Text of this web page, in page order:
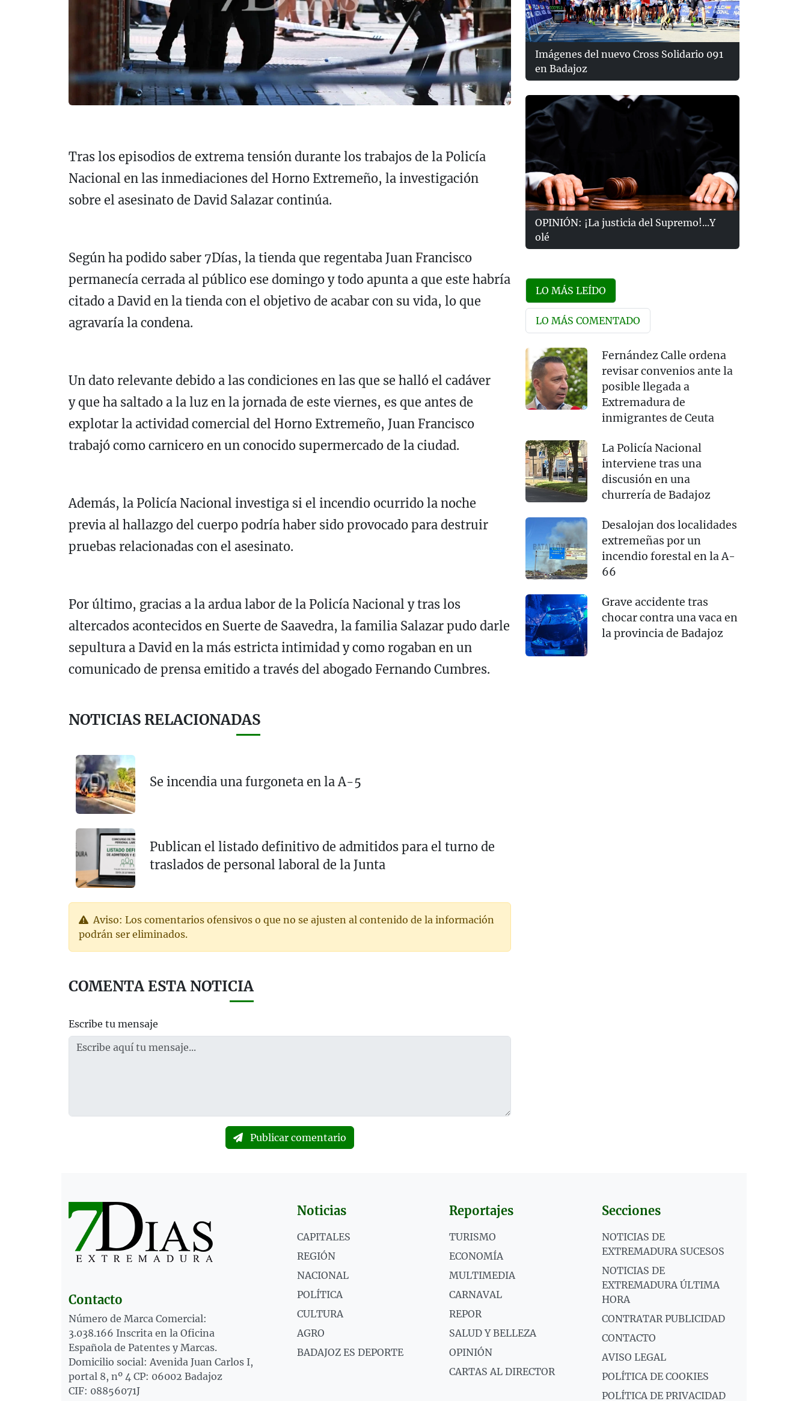
Tras los episodios de extrema tensión durante los trabajos de la Policía
Nacional en las inmediaciones del Horno Extremeño, la investigación
sobre el asesinato de David Salazar continúa.
Según ha podido saber 7Días, la tienda que regentaba Juan Francisco
permanecía cerrada al público ese domingo y todo apunta a que este habría
citado a David en la tienda con el objetivo de acabar con su vida, lo que
agravaría la condena.
Un dato relevante debido a las condiciones en las que se halló el cadáver
y que ha saltado a la luz en la jornada de este viernes, es que antes de
explotar la actividad comercial del Horno Extremeño, Juan Francisco
trabajó como carnicero en un conocido supermercado de la ciudad.
Además, la Policía Nacional investiga si el incendio ocurrido la noche
previa al hallazgo del cuerpo podría haber sido provocado para destruir
pruebas relacionadas con el asesinato.
Por último, gracias a la ardua labor de la Policía Nacional y tras los
altercados acontecidos en Suerte de Saavedra, la familia Salazar pudo darle
sepultura a David en la más estricta intimidad y como rogaban en un
comunicado de prensa emitido a través del abogado Fernando Cumbres.
NOTICIAS RELACIONADAS
Se incendia una furgoneta en la A-5
Publican el listado definitivo de admitidos para el turno de
traslados de personal laboral de la Junta
Aviso: Los comentarios ofensivos o que no se ajusten al contenido de la información
podrán ser eliminados.
COMENTA ESTA NOTICIA
Escribe tu mensaje
Publicar comentario
Imágenes del nuevo Cross Solidario 091
en Badajoz
OPINIÓN: ¡La justicia del Supremo!...Y
olé
LO MÁS LEÍDO
LO MÁS COMENTADO
Fernández Calle ordena
revisar convenios ante la
posible llegada a
Extremadura de
inmigrantes de Ceuta
La Policía Nacional
interviene tras una
discusión en una
churrería de Badajoz
Desalojan dos localidades
extremeñas por un
incendio forestal en la A-
66
Grave accidente tras
chocar contra una vaca en
la provincia de Badajoz
Contacto
Número de Marca Comercial:
3.038.166 Inscrita en la Oficina
Española de Patentes y Marcas.
Domicilio social: Avenida Juan Carlos I,
portal 8, nº 4 CP: 06002 Badajoz
CIF: 08856071J
Noticias
CAPITALES
REGIÓN
NACIONAL
POLÍTICA
CULTURA
AGRO
BADAJOZ ES DEPORTE
Reportajes
TURISMO
ECONOMÍA
MULTIMEDIA
CARNAVAL
REPOR
SALUD Y BELLEZA
OPINIÓN
CARTAS AL DIRECTOR
Secciones
NOTICIAS DE
EXTREMADURA SUCESOS
NOTICIAS DE
EXTREMADURA ÚLTIMA
HORA
CONTRATAR PUBLICIDAD
CONTACTO
AVISO LEGAL
POLÍTICA DE COOKIES
POLÍTICA DE PRIVACIDAD